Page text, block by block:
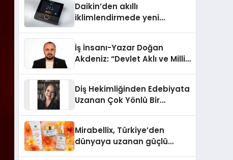
Daikin’den akıllı
iklimlendirmede yeni
İş İnsanı-Yazar Doğan
Akdeniz: “Devlet Aklı ve Milli
Diş Hekimliğinden Edebiyata
Uzanan Çok Yönlü Bir
Mirabellix, Türkiye’den
dünyaya uzanan güçlü